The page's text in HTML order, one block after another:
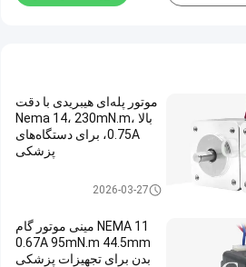
موتور پله‌ای هیبریدی با دقت
بالا Nema 14، 230mN.m،
0.75A، برای دستگاه‌های
پزشکی
موتور پله ای NEMA 142026-03-27
NEMA 11 مینی موتور گام
0.67A 95mN.m 44.5mm
بدن برای تجهیزات پزشکی